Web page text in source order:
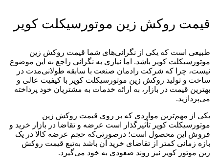
قیمت روکش زین موتورسیکلت کویر
طبیعی است که یکی از نگرانی‌های شما قیمت روکش زین
موتورسیکلت کویر باشد. اما نیازی به نگرانی راجع به این موضوع
نیست، چرا که شرکت رادمان صنعت با سابقه طولانی‌مدت در
ساخت و تولید روکش زین موتورسیکلت کویر با کیفیت عالی و
بهترین قیمت در بازار، به ارائه خدمات به مشتریان خود پرداخته
می‌پردازید.
یکی از مهم‌ترین مواردی که بر روی قیمت روکش زین
موتورسیکلت کویر تأثیرگذار است عرضه و تقاضا در بازار خرید و
فروش این محصول است؛ درصورتی‌که حجم عرضه کالا در یک
بازه زمانی کمتر از تقاضای خرید آن باشد به‌تبع قیمت روکش
زین موتور کویر نیز روند صعودی به خود می‌گیرد.